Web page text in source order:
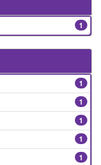
1
1
1
1
1
1